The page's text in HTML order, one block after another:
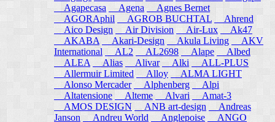
Agapecasa
Agena
Agnes Bernet
AGORAphil
AGROB BUCHTAL
Ahrend
Aico Design
Air Division Air-Lux
Ak47
AKABA
Akari-Design Akula Living
AKV
International
AL2 AL2698 Alape
Albed
ALEA
Alias Alivar Alki
ALL-PLUS
Allermuir Limited
Alloy
ALMA LIGHT
Alonso Mercader
Alphenberg
Alpi
Altatensione
Alteme Alvari
Amat-3
AMOS DESIGN
ANB art-design
Andreas
Janson
Andreu World Anglepoise
ANGO